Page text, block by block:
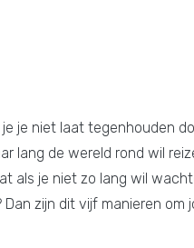
je niet laat tegenhouden
lang de wereld rond wil
als je niet zo lang wil
zijn dit vijf manieren om